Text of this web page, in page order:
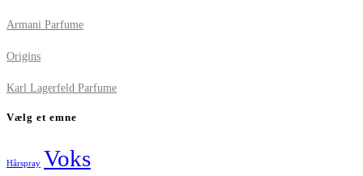
Armani Parfume
Origins
Karl Lagerfeld Parfume
Vælg et emne
Hårspray Voks